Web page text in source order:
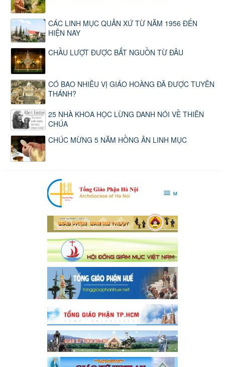
CÁC LINH MỤC QUẢN XỨ TỪ NĂM 1956 ĐẾN
HIỆN NAY
CHẦU LƯỢT ĐƯỢC BẮT NGUỒN TỪ ĐÂU
CÓ BAO NHIÊU VỊ GIÁO HOÀNG ĐÃ ĐƯỢC TUYÊN
THÁNH?
25 NHÀ KHOA HỌC LỪNG DANH NÓI VỀ THIÊN
CHÚA
CHÚC MỪNG 5 NĂM HỒNG ÂN LINH MỤC